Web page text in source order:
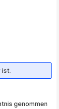
ist.
genommen